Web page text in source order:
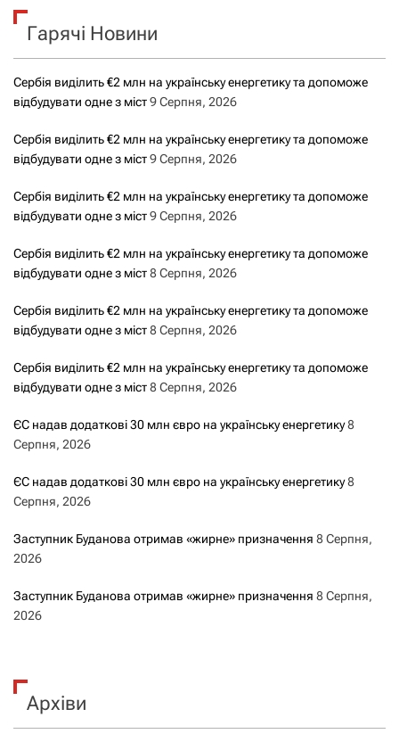
к
Гарячі Новини
Сербія виділить €2 млн на українську енергетику та допоможе
відбудувати одне з міст9 Серпня, 2026
Сербія виділить €2 млн на українську енергетику та допоможе
відбудувати одне з міст9 Серпня, 2026
Сербія виділить €2 млн на українську енергетику та допоможе
відбудувати одне з міст9 Серпня, 2026
Сербія виділить €2 млн на українську енергетику та допоможе
відбудувати одне з міст8 Серпня, 2026
Сербія виділить €2 млн на українську енергетику та допоможе
відбудувати одне з міст8 Серпня, 2026
Сербія виділить €2 млн на українську енергетику та допоможе
відбудувати одне з міст8 Серпня, 2026
ЄС надав додаткові 30 млн євро на українську енергетику8
Серпня, 2026
ЄС надав додаткові 30 млн євро на українську енергетику8
Серпня, 2026
Заступник Буданова отримав «жирне» призначення 8 Серпня,
2026
Заступник Буданова отримав «жирне» призначення 8 Серпня,
2026
Архіви